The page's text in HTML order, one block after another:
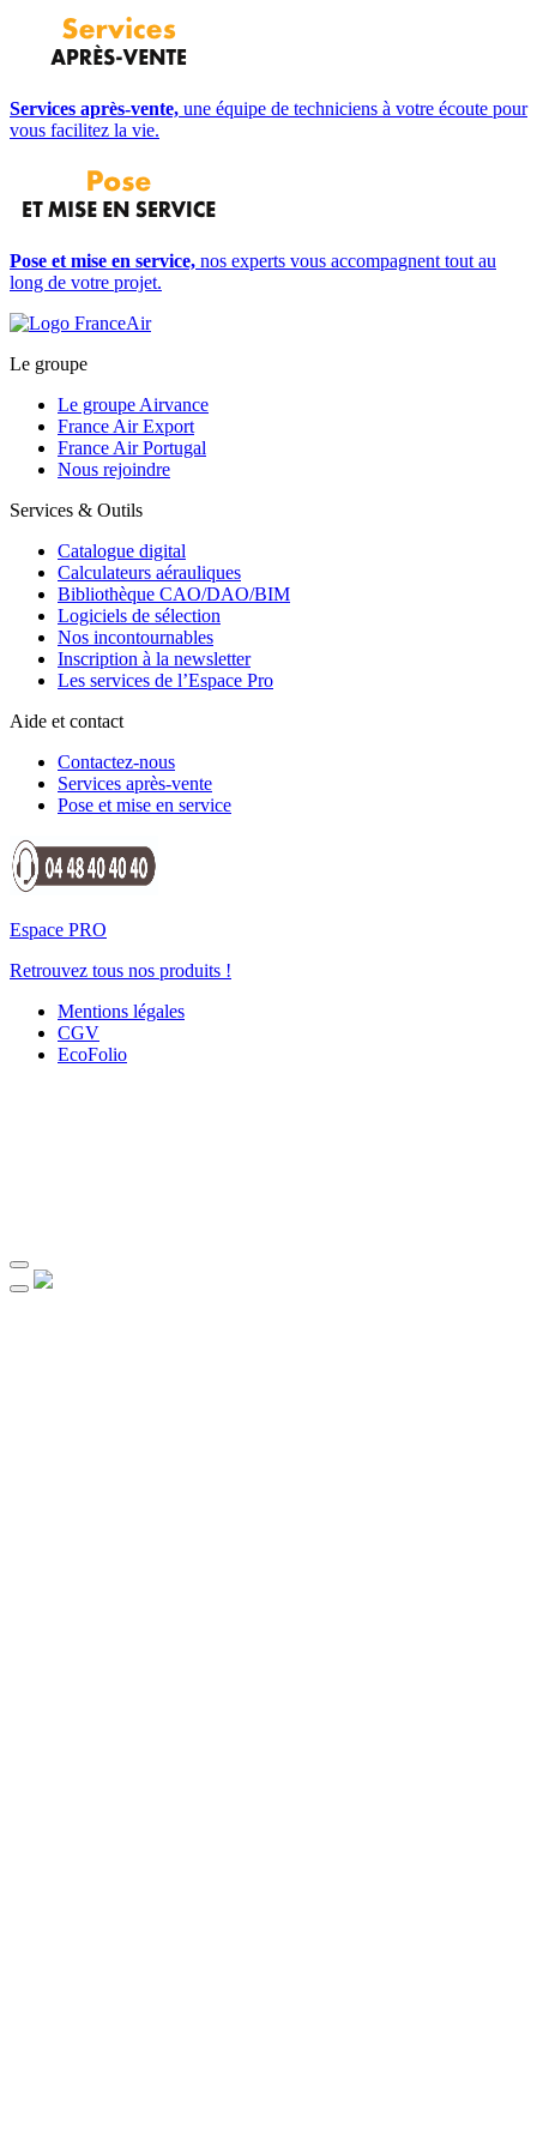
Services après-vente, une équipe de techniciens à votre écoute pour
vous facilitez la vie.
Pose et mise en service, nos experts vous accompagnent tout au
long de votre projet.
Le groupe
Le groupe Airvance
France Air Export
France Air Portugal
Nous rejoindre
Services & Outils
Catalogue digital
Calculateurs aérauliques
Bibliothèque CAO/DAO/BIM
Logiciels de sélection
Nos incontournables
Inscription à la newsletter
Les services de l’Espace Pro
Aide et contact
Contactez-nous
Services après-vente
Pose et mise en service
Espace PRO
Retrouvez tous nos produits !
Mentions légales
CGV
EcoFolio